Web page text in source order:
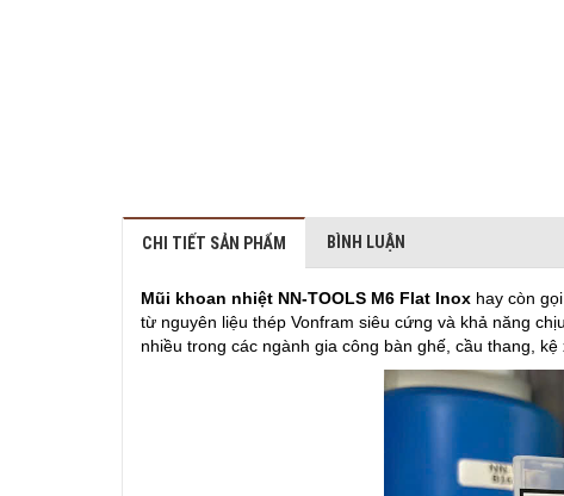
CHI TIẾT SẢN PHẨM BÌNH LUẬN
Mũi khoan nhiệt NN-TOOLS M6 Flat Inox hay còn gọi
từ nguyên liệu thép Vonfram siêu cứng và khả năng
nhiều trong các ngành gia công bàn ghế, cầu thang,